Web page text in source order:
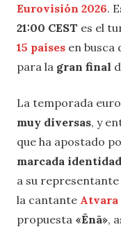
Eurovisión 2026.
21:00 CEST es el
15 países en busca
para la gran final
La temporada
muy diversas, y
que ha apostado
marcada
a su
la cantante Atvara
propuesta «Ēnā»,